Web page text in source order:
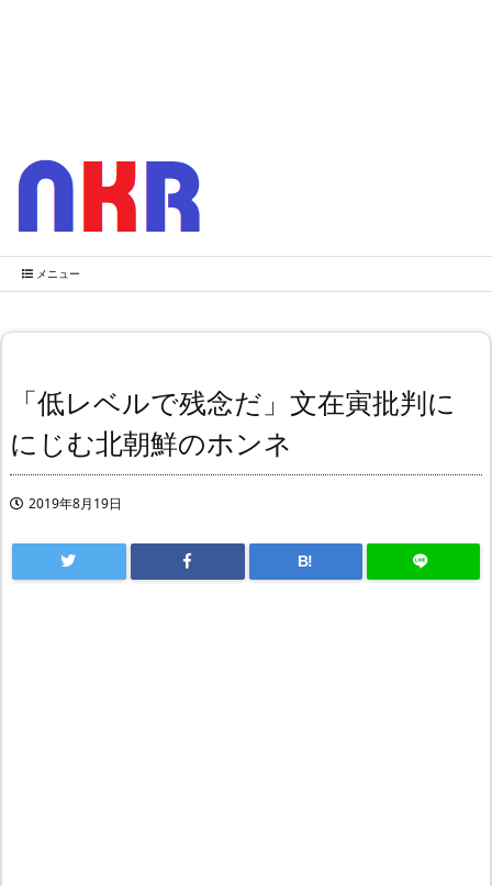
メニュー
「低レベルで残念だ」文在寅批判に
にじむ北朝鮮のホンネ
2019年8月19日
B!